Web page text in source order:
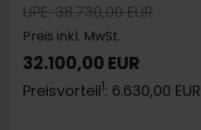
UPE: 38.730,00 EUR
Preis inkl. MwSt.
32.100,00 EUR
Preisvorteil1: 6.630,00 EUR